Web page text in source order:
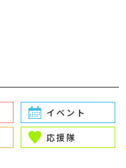
イベント
応援隊